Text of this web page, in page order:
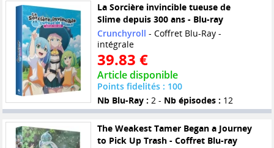
La Sorcière invincible tueuse de
Slime depuis 300 ans - Blu-ray
Crunchyroll - Coffret Blu-Ray -
intégrale
39.83 €
Article disponible
Points fidelités : 100
Nb Blu-Ray : 2 - Nb épisodes : 12
The Weakest Tamer Began a Journey
to Pick Up Trash - Coffret Blu-ray